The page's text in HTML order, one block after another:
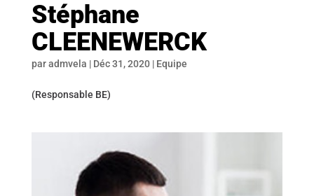
Stéphane
CLEENEWERCK
paradmvela | Déc 31, 2020| Equipe
(Responsable BE)